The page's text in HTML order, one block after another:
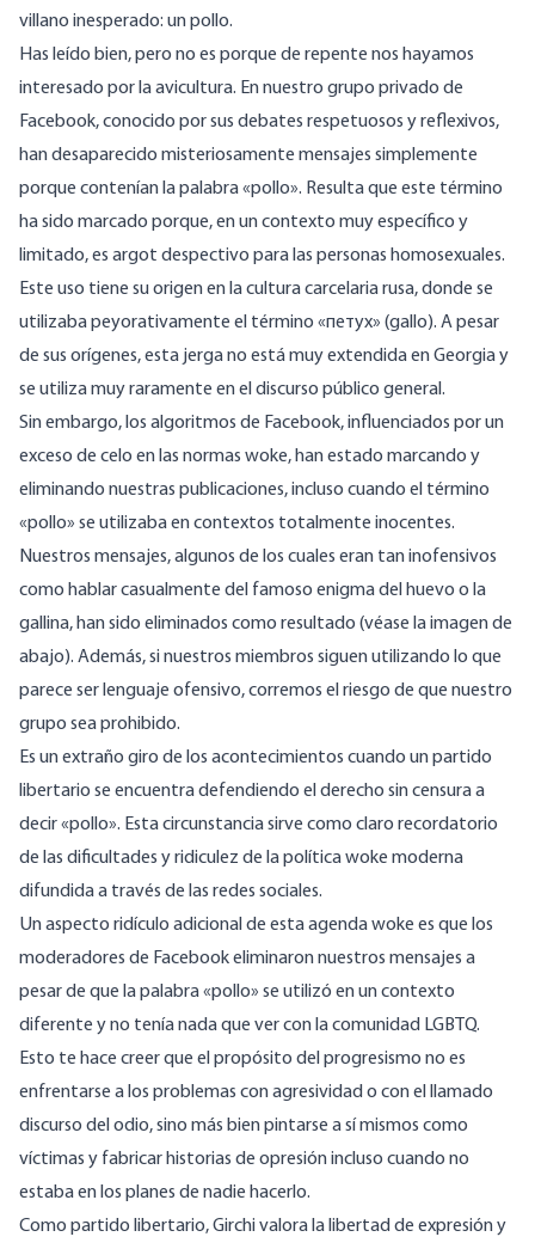
villano inesperado: un pollo.
Has leído bien, pero no es porque de repente nos hayamos
interesado por la avicultura. En nuestro grupo privado de
Facebook, conocido por sus debates respetuosos y reflexivos,
han desaparecido misteriosamente mensajes simplemente
porque contenían la palabra «pollo». Resulta que este término
ha sido marcado porque, en un contexto muy específico y
limitado, es argot despectivo para las personas homosexuales.
Este uso tiene su origen en la cultura carcelaria rusa, donde se
utilizaba peyorativamente el término «петух» (gallo). A pesar
de sus orígenes, esta jerga no está muy extendida en Georgia y
se utiliza muy raramente en el discurso público general.
Sin embargo, los algoritmos de Facebook, influenciados por un
exceso de celo en las normas woke, han estado marcando y
eliminando nuestras publicaciones, incluso cuando el término
«pollo» se utilizaba en contextos totalmente inocentes.
Nuestros mensajes, algunos de los cuales eran tan inofensivos
como hablar casualmente del famoso enigma del huevo o la
gallina, han sido eliminados como resultado (véase la imagen de
abajo). Además, si nuestros miembros siguen utilizando lo que
parece ser lenguaje ofensivo, corremos el riesgo de que nuestro
grupo sea prohibido.
Es un extraño giro de los acontecimientos cuando un partido
libertario se encuentra defendiendo el derecho sin censura a
decir «pollo». Esta circunstancia sirve como claro recordatorio
de las dificultades y ridiculez de la política woke moderna
difundida a través de las redes sociales.
Un aspecto ridículo adicional de esta agenda woke es que los
moderadores de Facebook eliminaron nuestros mensajes a
pesar de que la palabra «pollo» se utilizó en un contexto
diferente y no tenía nada que ver con la comunidad LGBTQ.
Esto te hace creer que el propósito del progresismo no es
enfrentarse a los problemas con agresividad o con el llamado
discurso del odio, sino más bien pintarse a sí mismos como
víctimas y fabricar historias de opresión incluso cuando no
estaba en los planes de nadie hacerlo.
Como partido libertario, Girchi valora la libertad de expresión y